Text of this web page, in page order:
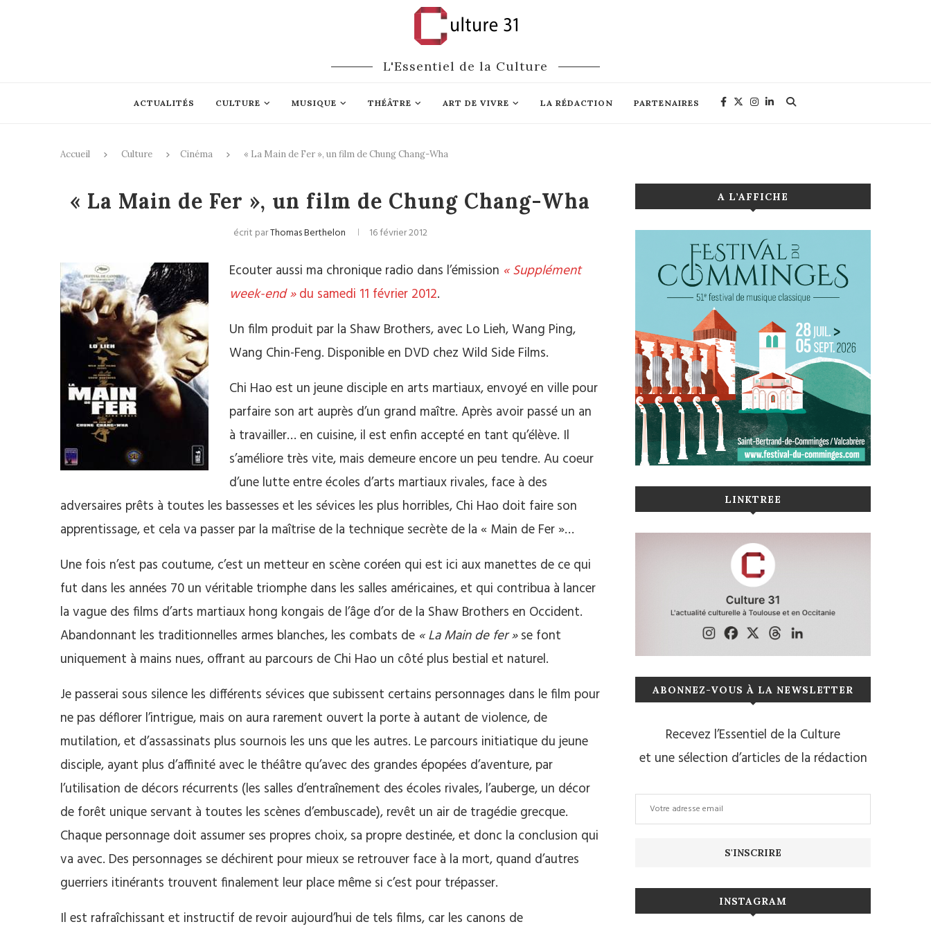
L'Essentiel de la Culture
ACTUALITÉS CULTURE MUSIQUE THÉÂTRE ART DE VIVRE LA RÉDACTION PARTENAIRES
Accueil Culture Cinéma « La Main de Fer », un film de Chung Chang-Wha
« La Main de Fer », un film de Chung Chang-Wha
écrit parThomas Berthelon 16 février 2012
Ecouter aussi ma chronique radio dans l’émission « Supplément
week-end »du samedi 11 février 2012.
Un film produit par la Shaw Brothers, avec Lo Lieh, Wang Ping,
Wang Chin-Feng. Disponible en DVD chez Wild Side Films.
Chi Hao est un jeune disciple en arts martiaux, envoyé en ville pour
parfaire son art auprès d’un grand maître. Après avoir passé un an
à travailler… en cuisine, il est enfin accepté en tant qu’élève. Il
s’améliore très vite, mais demeure encore un peu tendre. Au coeur
d’une lutte entre écoles d’arts martiaux rivales, face à des
adversaires prêts à toutes les bassesses et les sévices les plus horribles, Chi Hao doit faire son
apprentissage, et cela va passer par la maîtrise de la technique secrète de la « Main de Fer »…
Une fois n’est pas coutume, c’est un metteur en scène coréen qui est ici aux manettes de ce qui
fut dans les années 70 un véritable triomphe dans les salles américaines, et qui contribua à lancer
la vague des films d’arts martiaux hong kongais de l’âge d’or de la Shaw Brothers en Occident.
Abandonnant les traditionnelles armes blanches, les combats de « La Main de fer »se font
uniquement à mains nues, offrant au parcours de Chi Hao un côté plus bestial et naturel.
Je passerai sous silence les différents sévices que subissent certains personnages dans le film pour
ne pas déflorer l’intrigue, mais on aura rarement ouvert la porte à autant de violence, de
mutilation, et d’assassinats plus sournois les uns que les autres. Le parcours initiatique du jeune
disciple, ayant plus d’affinité avec le théâtre qu’avec des grandes épopées d’aventure, par
l’utilisation de décors récurrents (les salles d’entraînement des écoles rivales, l’auberge, un décor
de forêt unique servant à toutes les scènes d’embuscade), revêt un air de tragédie grecque.
Chaque personnage doit assumer ses propres choix, sa propre destinée, et donc la conclusion qui
va avec. Des personnages se déchirent pour mieux se retrouver face à la mort, quand d’autres
guerriers itinérants trouvent finalement leur place même si c’est pour trépasser.
Il est rafraîchissant et instructif de revoir aujourd’hui de tels films, car les canons de
A L’AFFICHE
LINKTREE
ABONNEZ-VOUS À LA NEWSLETTER
Recevez l’Essentiel de la Culture
et une sélection d’articles de la rédaction
INSTAGRAM